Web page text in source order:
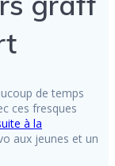
de temps
ces fresques
à la
aux jeunes et un